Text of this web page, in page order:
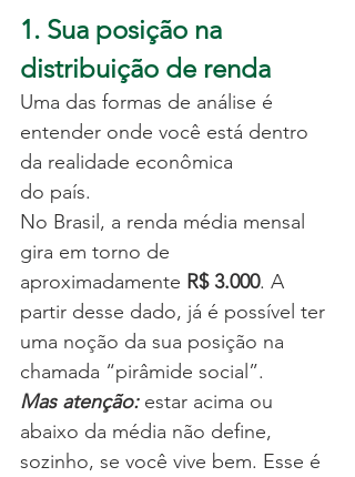
1. Sua posição na
distribuição de renda
Uma das formas de análise é
entender onde você está dentro
da realidade econômica
do país.
No Brasil, a renda média mensal
gira em torno de
aproximadamente R$ 3.000. A
partir desse dado, já é possível ter
uma noção da sua posição na
chamada “pirâmide social”.
Mas atenção: estar acima ou
abaixo da média não define,
sozinho, se você vive bem. Esse é